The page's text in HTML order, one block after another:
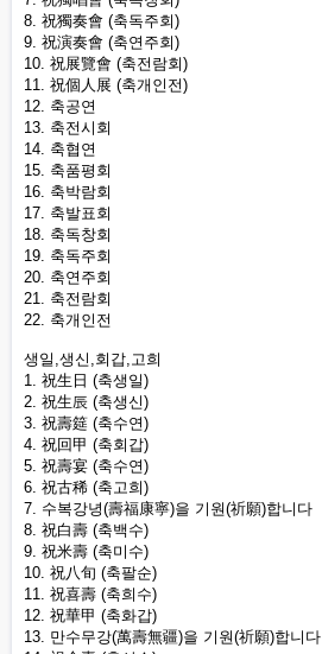
8. 祝獨奏會 (축독주회)
9. 祝演奏會 (축연주회)
10. 祝展覽會 (축전람회)
11. 祝個人展 (축개인전)
12. 축공연
13. 축전시회
14. 축협연
15. 축품평회
16. 축박람회
17. 축발표회
18. 축독창회
19. 축독주회
20. 축연주회
21. 축전람회
22. 축개인전
생일,생신,회갑,고희
1. 祝生日 (축생일)
2. 祝生辰 (축생신)
3. 祝壽筵 (축수연)
4. 祝回甲 (축회갑)
5. 祝壽宴 (축수연)
6. 祝古稀 (축고희)
7. 수복강녕(壽福康寧)을 기원(祈願)합니다
8. 祝白壽 (축백수)
9. 祝米壽 (축미수)
10. 祝八旬 (축팔순)
11. 祝喜壽 (축희수)
12. 祝華甲 (축화갑)
13. 만수무강(萬壽無疆)을 기원(祈願)합니다